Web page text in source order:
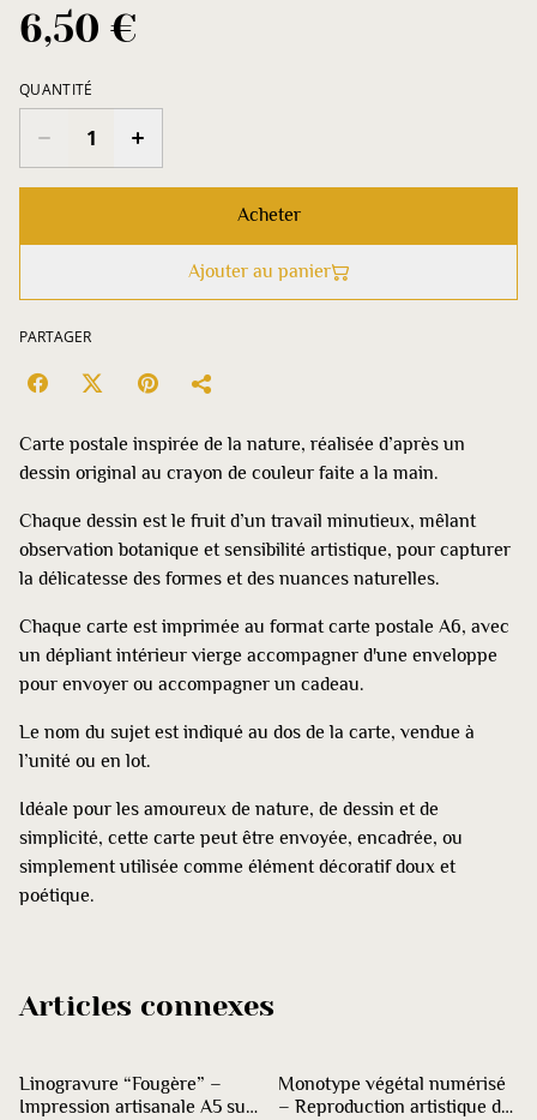
6,50 €
QUANTITÉ
Acheter
Ajouter au panier
PARTAGER
Carte postale inspirée de la nature, réalisée d’après un
dessin original au crayon de couleur faite a la main.
Chaque dessin est le fruit d’un travail minutieux, mêlant
observation botanique et sensibilité artistique, pour capturer
la délicatesse des formes et des nuances naturelles.
Chaque carte est imprimée au format carte postale A6, avec
un dépliant intérieur vierge accompagner d'une enveloppe
pour envoyer ou accompagner un cadeau.
Le nom du sujet est indiqué au dos de la carte, vendue à
l’unité ou en lot.
Idéale pour les amoureux de nature, de dessin et de
simplicité, cette carte peut être envoyée, encadrée, ou
simplement utilisée comme élément décoratif doux et
poétique.
Articles connexes
Linogravure “Fougère” –
Impression artisanale A5 sur
%
Monotype végétal numérisé
– Reproduction artistique de